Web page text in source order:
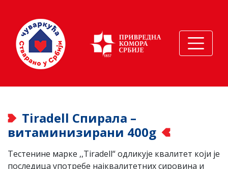
Tiradell Спирала –
витаминизирани 400g
Тестенине марке ,,Tiradell“ одликује квалитет који је
последица употребе најквалитетних сировина и